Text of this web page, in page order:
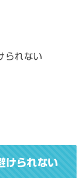
られない
けられない